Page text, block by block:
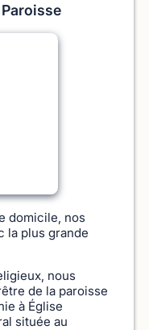
domicile, nos
la plus grande
nous
de la paroisse
à Église
située au